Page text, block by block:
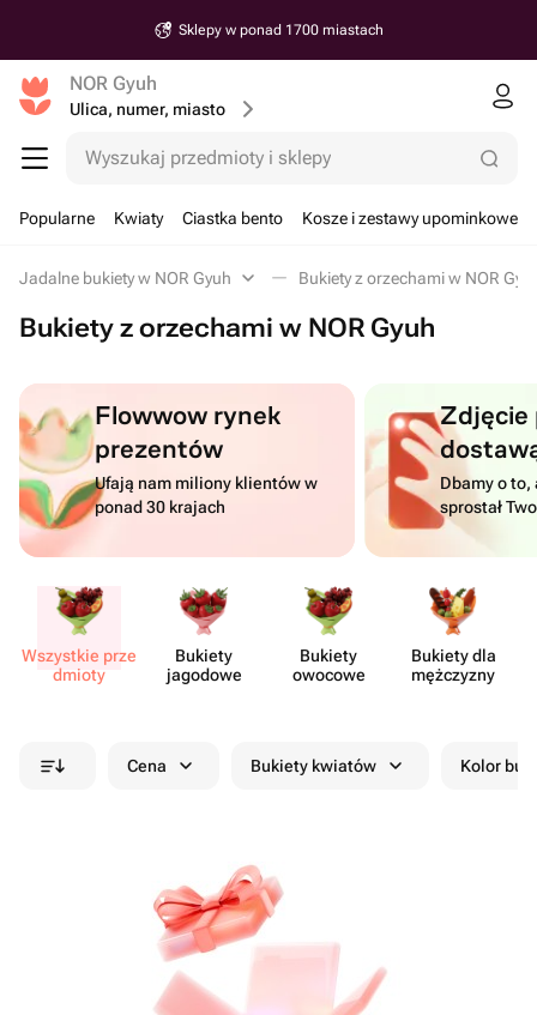
Sklepy w ponad 1700 miastach
NOR Gyuh
Ulica, numer, miasto
Wyszukaj przedmioty i sklepy
Popularne Kwiaty Ciastka bento Kosze i zestawy upominkowe
Jadalne bukiety w NOR Gyuh Bukiety z orzechami w NOR
Bukiety z orzechami w NOR Gyuh
Flowwow rynek
prezentów
Ufają nam miliony klientów w
ponad 30 krajach
Dbamy o to,
sprostał
Wszystkie prze​
dmioty
Bukiety
jagodowe
Bukiety
owocowe
Bukiety dla
mężczyzny
Cena Bukiety kwiatów Kolor